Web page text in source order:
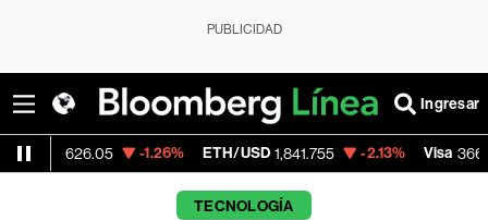
PUBLICIDAD
Ingresar
-1.26% ETH/USD 1,841.755 -2.13% Visa 366.13 -
TECNOLOGÍA